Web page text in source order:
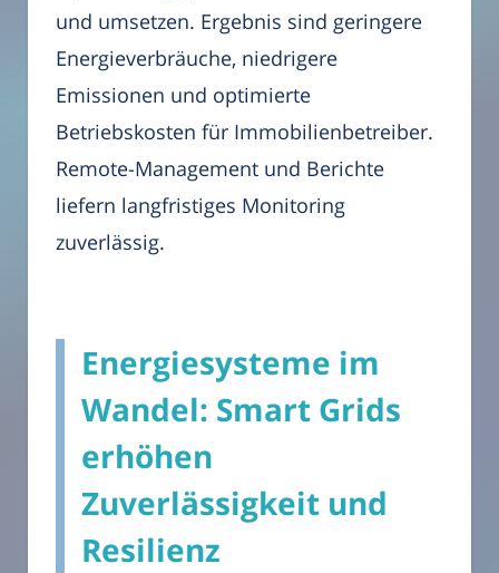
und umsetzen. Ergebnis sind geringere
Energieverbräuche, niedrigere
Emissionen und optimierte
Betriebskosten für Immobilienbetreiber.
Remote-Management und Berichte
liefern langfristiges Monitoring
zuverlässig.
Energiesysteme im
Wandel: Smart Grids
erhöhen
Zuverlässigkeit und
Resilienz